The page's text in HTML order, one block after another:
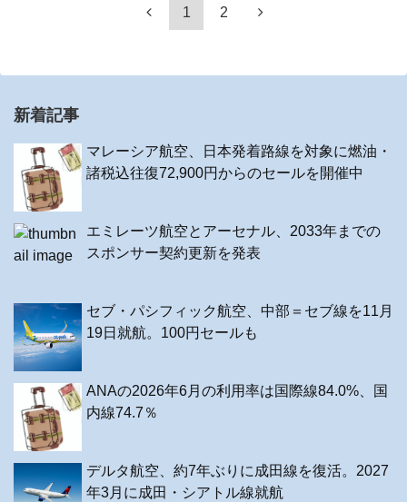
1 2
新着記事
マレーシア航空、日本発着路線を対象に燃油・
諸税込往復72,900円からのセールを開催中
エミレーツ航空とアーセナル、2033年までの
スポンサー契約更新を発表
セブ・パシフィック航空、中部＝セブ線を11月
19日就航。100円セールも
ANAの2026年6月の利用率は国際線84.0%、国
内線74.7％
デルタ航空、約7年ぶりに成田線を復活。2027
年3月に成田・シアトル線就航